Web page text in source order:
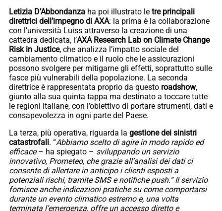
Letizia D’Abbondanza ha poi illustrato le tre principali
direttrici dell’impegno di AXA: la prima è la collaborazione
con l’università Luiss attraverso la creazione di una
cattedra dedicata, l’AXA Research Lab on Climate Change
Risk in Justice, che analizza l’impatto sociale del
cambiamento climatico e il ruolo che le assicurazioni
possono svolgere per mitigarne gli effetti, soprattutto sulle
fasce più vulnerabili della popolazione. La seconda
direttrice è rappresentata proprio da questo roadshow,
giunto alla sua quinta tappa ma destinato a toccare tutte
le regioni italiane, con l’obiettivo di portare strumenti, dati e
consapevolezza in ogni parte del Paese.
La terza, più operativa, riguarda la gestione dei sinistri
catastrofali. “Abbiamo scelto di agire in modo rapido ed
efficace– ha spiegato – sviluppando un servizio
innovativo, Prometeo, che grazie all’analisi dei dati ci
consente di allertare in anticipo i clienti esposti a
potenziali rischi, tramite SMS e notifiche push.” Il servizio
fornisce anche indicazioni pratiche su come comportarsi
durante un evento climatico estremo e, una volta
terminata l’emergenza, offre un accesso diretto e